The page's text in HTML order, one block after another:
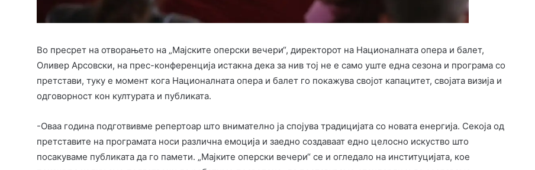
Во пресрет на отворањето на „Мајските оперски вечери“, директорот на Националната опера и балет,
Оливер Арсовски, на прес-конференција истакна дека за нив тој не е само уште една сезона и програма со
претстави, туку е момент кога Националната опера и балет го покажува својот капацитет, својата визија и
одговорност кон културата и публиката.
-Оваа година подготвивме репертоар што внимателно ја спојува традицијата со новата енергија. Секоја од
претставите на програмата носи различна емоција и заедно создаваат едно целосно искуство што
посакуваме публиката да го памети. „Мајките оперски вечери“ се и огледало на институцијата, кое